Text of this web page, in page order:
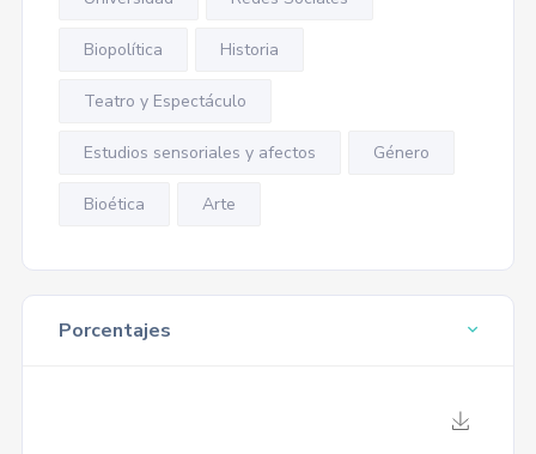
Biopolítica Historia
Teatro y Espectáculo
Estudios sensoriales y afectos Género
Bioética Arte
Porcentajes